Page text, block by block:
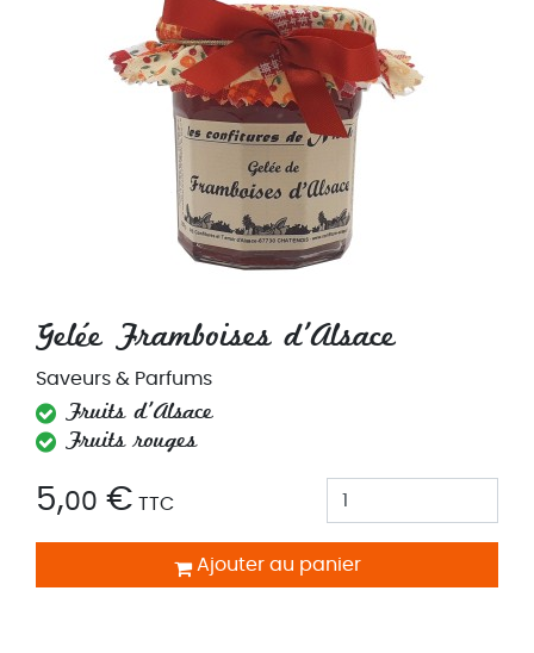
Gelée Framboises d'Alsace
Saveurs & Parfums
Fruits d'Alsace
Fruits rouges
5,00 € TTC
Ajouter au panier